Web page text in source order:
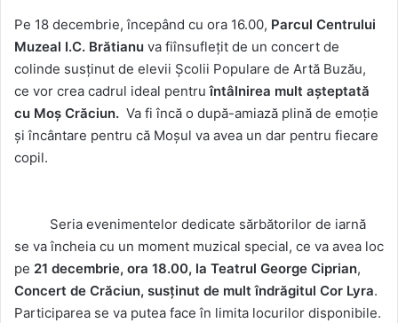
Pe 18 decembrie, începând cu ora 16.00, Parcul Centrului
Muzeal I.C. Brătianu va fiînsuflețit de un concert de
colinde susținut de elevii Școlii Populare de Artă Buzău,
ce vor crea cadrul ideal pentruîntâlnirea mult așteptată
cu Moș Crăciun. Va fi încă o după-amiază plină de emoție
și încântare pentru că Moșul va avea un dar pentru fiecare
copil.
Seria evenimentelor dedicate sărbătorilor de iarnă
se va încheia cu un moment muzical special, ce va avea loc
pe 21 decembrie, ora 18.00, la Teatrul George Ciprian,
Concert de Crăciun, susținut de mult îndrăgitul Cor Lyra.
Participarea se va putea face în limita locurilor disponibile.